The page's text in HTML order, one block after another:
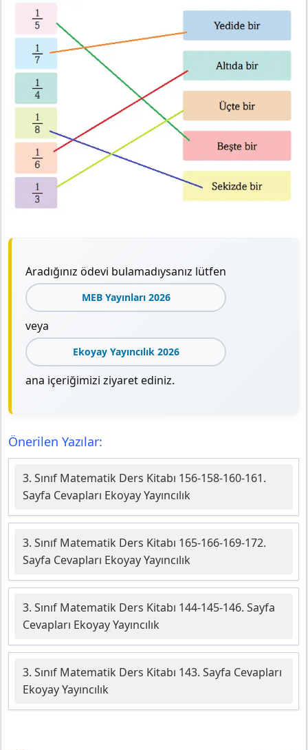
Aradığınız ödevi bulamadıysanız lütfen
MEB Yayınları 2026
veya
Ekoyay Yayıncılık 2026
ana içeriğimizi ziyaret ediniz.
Önerilen Yazılar:
3. Sınıf Matematik Ders Kitabı 156-158-160-161.
Sayfa Cevapları Ekoyay Yayıncılık
3. Sınıf Matematik Ders Kitabı 165-166-169-172.
Sayfa Cevapları Ekoyay Yayıncılık
3. Sınıf Matematik Ders Kitabı 144-145-146. Sayfa
Cevapları Ekoyay Yayıncılık
3. Sınıf Matematik Ders Kitabı 143. Sayfa Cevapları
Ekoyay Yayıncılık